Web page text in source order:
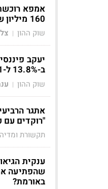
אמפא
160 מיליון שקל
שוק ההון |
יעקב
ב-13.8% ל-24.1 מיליון שקל
שוק ההון |
אתגר
"רוקדים עם
תקשורת ומדיה
ענקית
שהפתיעה
באורמת?